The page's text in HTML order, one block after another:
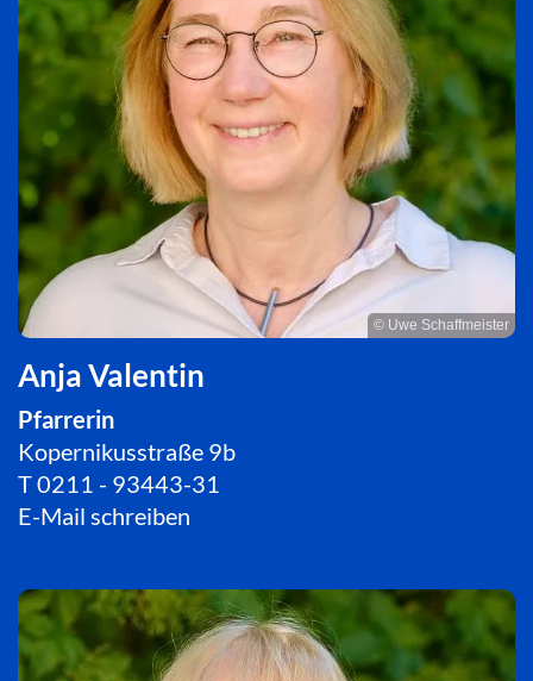
© Uwe Schaffmeister
Anja Valentin
Pfarrerin
Kopernikusstraße 9b
T0211 - 93443-31
E-Mail schreiben